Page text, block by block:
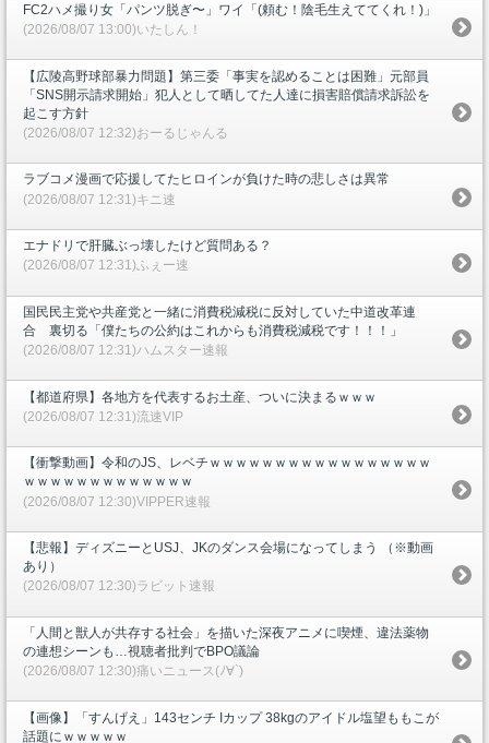
FC2ハメ撮り女「パンツ脱ぎ〜」ワイ「(頼む！陰毛生えててくれ！)」
(2026/08/07 13:00)いたしん！
【広陵高野球部暴力問題】第三委「事実を認めることは困難」元部員
「SNS開示請求開始」犯人として晒してた人達に損害賠償請求訴訟を
起こす方針
(2026/08/07 12:32)おーるじゃんる
ラブコメ漫画で応援してたヒロインが負けた時の悲しさは異常
(2026/08/07 12:31)キニ速
エナドリで肝臓ぶっ壊したけど質問ある？
(2026/08/07 12:31)ふぇー速
国民民主党や共産党と一緒に消費税減税に反対していた中道改革連
合 裏切る「僕たちの公約はこれからも消費税減税です！！！」
(2026/08/07 12:31)ハムスター速報
【都道府県】各地方を代表するお土産、ついに決まるｗｗｗ
(2026/08/07 12:31)流速VIP
【衝撃動画】令和のJS、レベチｗｗｗｗｗｗｗｗｗｗｗｗｗｗｗｗｗ
ｗｗｗｗｗｗｗｗｗｗｗｗｗ
(2026/08/07 12:30)VIPPER速報
【悲報】ディズニーとUSJ、JKのダンス会場になってしまう （※動画
あり）
(2026/08/07 12:30)ラビット速報
「人間と獣人が共存する社会」を描いた深夜アニメに喫煙、違法薬物
の連想シーンも…視聴者批判でBPO議論
(2026/08/07 12:30)痛いニュース(ﾉ∀`)
【画像】「すんげえ」143センチ Iカップ 38kgのアイドル塩望ももこが
話題にｗｗｗｗｗ